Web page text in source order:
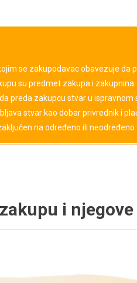
se zakupodavac obavezuje da
su predmet zakupa i zakupnina.
preda zakupcu stvar u ispravnom
stvar kao dobar privrednik i
na određeno ili neodređeno
i